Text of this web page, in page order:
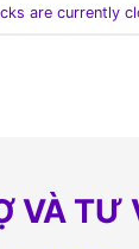
are currently
VÀ TƯ